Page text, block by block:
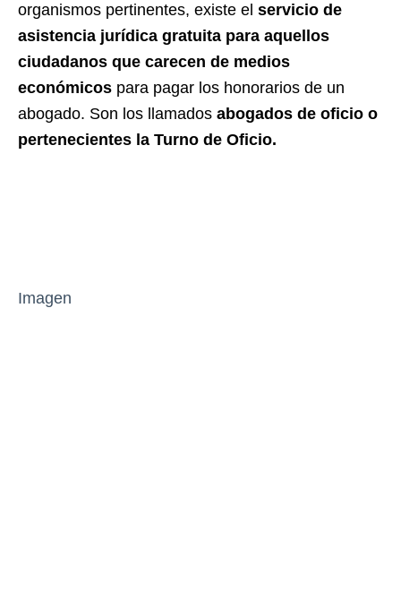
organismos pertinentes, existe el servicio de
asistencia jurídica gratuita para aquellos
ciudadanos que carecen de medios
económicos para pagar los honorarios de un
abogado. Son los llamados abogados de oficio o
pertenecientes la Turno de Oficio.
Imagen